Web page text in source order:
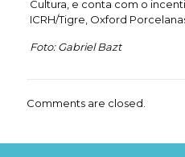
Cultura, e conta com o
ICRH/Tigre, Oxford
Foto: Gabriel Bazt
Comments are closed.